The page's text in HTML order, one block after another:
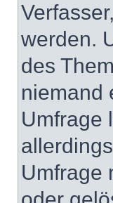
werden.
des
niemand
Umfrage
Umfrage